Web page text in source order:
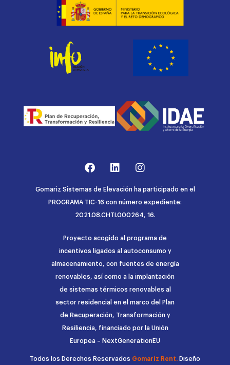
Gomariz Sistemas de Elevación ha participado en el
PROGRAMA TIC-16 con número expediente:
2021.08.CHTI.000264, 16.
Proyecto acogido al programa de
incentivos ligados al autoconsumo y
almacenamiento, con fuentes de energía
renovables, así como a la implantación
de sistemas térmicos renovables al
sector residencial en el marco del Plan
de Recuperación, Transformación y
Resiliencia, financiado por la Unión
Europea – NextGenerationEU
Todos los Derechos Reservados Gomariz Rent. Diseño